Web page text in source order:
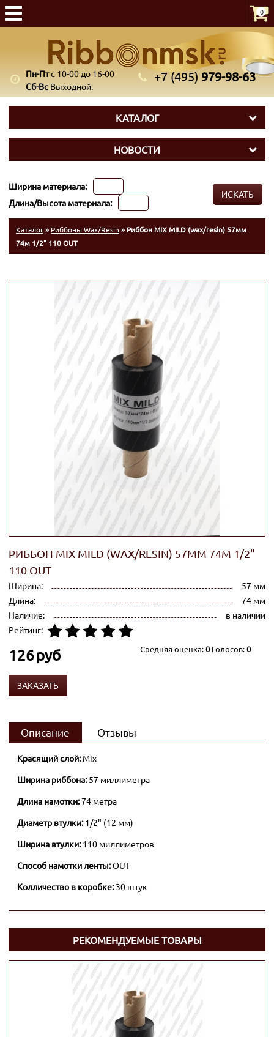
0
Пн-Птс 10-00 до 16-00
Сб-Вс Выходной.
+7 (495) 979-98-63
КАТАЛОГ
НОВОСТИ
Ширина материала:
Длина/Высота материала:
ИСКАТЬ
Каталог» Риббоны Wax/Resin » Риббон MIX MILD (wax/resin) 57мм
74м 1/2" 110 OUT
РИББОН MIX MILD (WAX/RESIN) 57ММ 74М 1/2"
110 OUT
Ширина:
57 мм
Длина:
74 мм
Наличие:
в наличии
Рейтинг:
Средняя оценка:0Голосов:0
126руб
ЗАКАЗАТЬ
Описание Отзывы
Красящий слой:Mix
Ширина риббона:57 миллиметра
Длина намотки:74 метра
Диаметр втулки:1/2" (12 мм)
Ширина втулки:110 миллиметров
Способ намотки ленты:OUT
Колличество в коробке:30 штук
РЕКОМЕНДУЕМЫЕ ТОВАРЫ